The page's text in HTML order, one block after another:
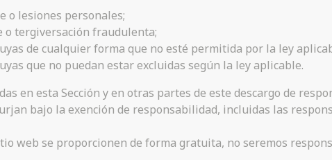
o lesiones personales;
tergiversación fraudulenta;
de cualquier forma que no esté permitida por la ley
que no puedan estar excluidas según la ley aplicable.
en esta Sección y en otras partes de este descargo de
bajo la exención de responsabilidad, incluidas las
web se proporcionen de forma gratuita, no seremos